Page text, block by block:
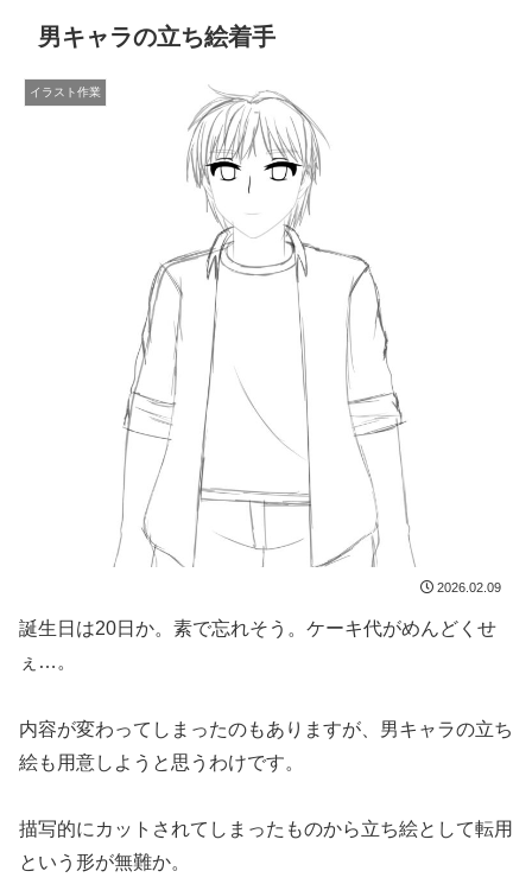
男キャラの立ち絵着手
イラスト作業
2026.02.09
誕生日は20日か。素で忘れそう。ケーキ代がめんどくせ
ぇ…。
内容が変わってしまったのもありますが、男キャラの立ち
絵も用意しようと思うわけです。
描写的にカットされてしまったものから立ち絵として転用
という形が無難か。